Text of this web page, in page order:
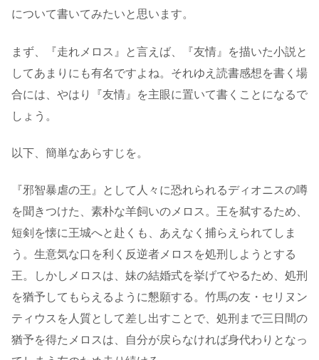
について書いてみたいと思います。
まず、『走れメロス』と言えば、『友情』を描いた小説と
してあまりにも有名ですよね。それゆえ読書感想を書く場
合には、やはり『友情』を主眼に置いて書くことになるで
しょう。
以下、簡単なあらすじを。
『邪智暴虐の王』として人々に恐れられるディオニスの噂
を聞きつけた、素朴な羊飼いのメロス。王を弑するため、
短剣を懐に王城へと赴くも、あえなく捕らえられてしま
う。生意気な口を利く反逆者メロスを処刑しようとする
王。しかしメロスは、妹の結婚式を挙げてやるため、処刑
を猶予してもらえるように懇願する。竹馬の友・セリヌン
ティウスを人質として差し出すことで、処刑まで三日間の
猶予を得たメロスは、自分が戻らなければ身代わりとなっ